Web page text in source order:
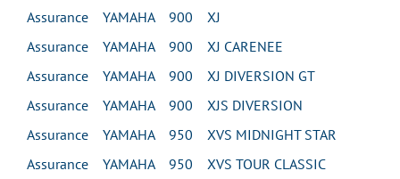
Assurance YAMAHA 900 XJ
Assurance YAMAHA 900 XJ CARENEE
Assurance YAMAHA 900 XJ DIVERSION GT
Assurance YAMAHA 900 XJS DIVERSION
Assurance YAMAHA 950 XVS MIDNIGHT STAR
Assurance YAMAHA 950 XVS TOUR CLASSIC